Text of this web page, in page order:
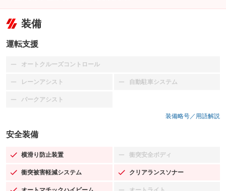
装備
運転支援
オートクルーズコントロール
：装備なし
レーンアシスト
：装備なし 自動駐車システム
：装備なし
パークアシスト
：装備なし
装備略号／用語解説
安全装備
横滑り防止装置
：装備あり 衝突安全ボディ
：装備なし
衝突被害軽減システム
：装備あり クリアランスソナー
：装備あり